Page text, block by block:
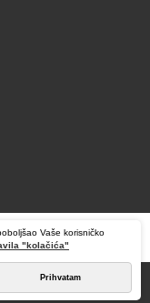
Vaše korisničko
"kolačića"
Prihvatam
prava pridržana.